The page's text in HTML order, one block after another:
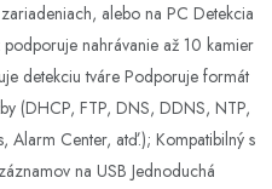
alebo na PC Detekcia
nahrávanie až 10 kamier
detekciu tváre Podporuje formát
(DHCP, FTP, DNS, DDNS, NTP,
Alarm Center, atď.); Kompatibilný s
na USB Jednoduchá